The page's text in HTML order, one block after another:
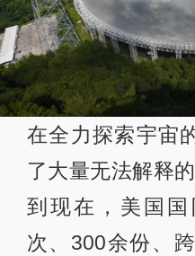
在全力探索宇宙
了大量无法解释
到现在，美国
次、300余份、